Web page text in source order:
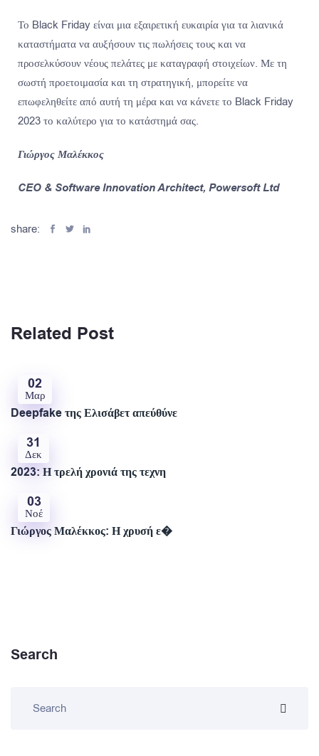
Το Black Friday είναι μια εξαιρετική ευκαιρία για τα λιανικά
καταστήματα να αυξήσουν τις πωλήσεις τους και να
προσελκύσουν νέους πελάτες με καταγραφή στοιχείων. Με τη
σωστή προετοιμασία και τη στρατηγική, μπορείτε να
επωφεληθείτε από αυτή τη μέρα και να κάνετε το Black Friday
2023 το καλύτερο για το κατάστημά σας.
Γιώργος Μαλέκκος
CEO & Software Innovation Architect, Powersoft Ltd
share:
Related Post
02
Μαρ
Deepfake της Ελισάβετ απεύθύνε
31
Δεκ
2023: Η τρελή χρονιά της τεχνη
03
Νοέ
Γιώργος Μαλέκκος: Η χρυσή ε�
Search